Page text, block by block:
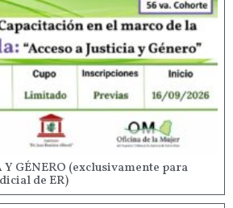
Y GÉNERO (exclusivamente para
de ER)